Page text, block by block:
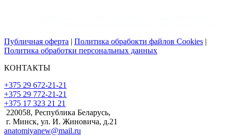
Публичная оферта | Политика обрабокти файлов Cookies |
Политика обработки персональных данных
КОНТАКТЫ
+375 29 672-21-21
+375 29 772-21-21
+375 17 323 21 21
220058, Республика Беларусь,
г. Минск, ул. И. Жиновича, д.21
anatomiyanew@mail.ru